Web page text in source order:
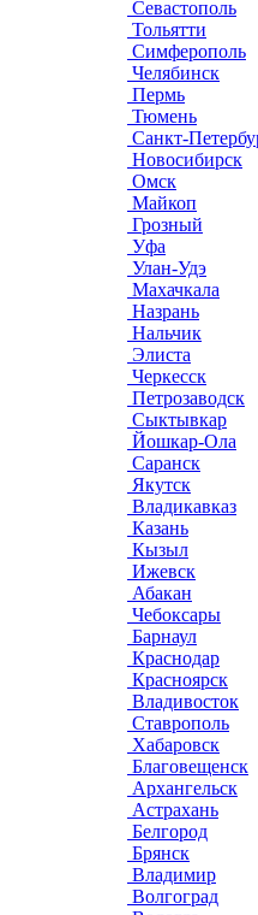
Севастополь
Тольятти
Симферополь
Челябинск
Пермь
Тюмень
Санкт-
Новосибирск
Омск
Майкоп
Грозный
Уфа
Улан-Удэ
Махачкала
Назрань
Нальчик
Элиста
Черкесск
Петрозаводск
Сыктывкар
Йошкар-Ола
Саранск
Якутск
Владикавказ
Казань
Кызыл
Ижевск
Абакан
Чебоксары
Барнаул
Краснодар
Красноярск
Владивосток
Ставрополь
Хабаровск
Благовещенск
Архангельск
Астрахань
Белгород
Брянск
Владимир
Волгоград